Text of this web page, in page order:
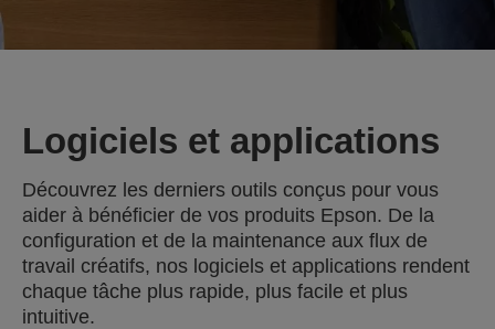
Logiciels et applications
Découvrez les derniers outils conçus pour vous
aider à bénéficier de vos produits Epson. De la
configuration et de la maintenance aux flux de
travail créatifs, nos logiciels et applications rendent
chaque tâche plus rapide, plus facile et plus
intuitive.